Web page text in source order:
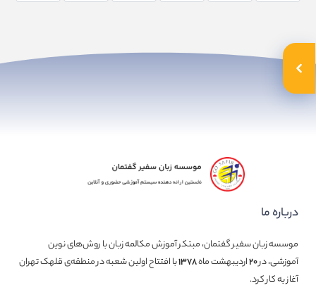
درباره ما
موسسه زبان سفیر گفتمان، مبتکر آموزش مکالمه زبان با روش‌های نوین
آموزشی، در۲۰اردیبهشت ماه۱۳۷۸با افتتاح اولین شعبه در منطقه‌ی قلهک تهران
آغاز به کار کرد.